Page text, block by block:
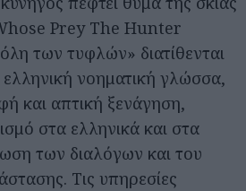
Prey The Hunter
των τυφλών» διατίθενται
ελληνική νοηματική γλώσσα,
και απτική ξενάγηση,
στα ελληνικά και στα
των διαλόγων και του
Τις υπηρεσίες